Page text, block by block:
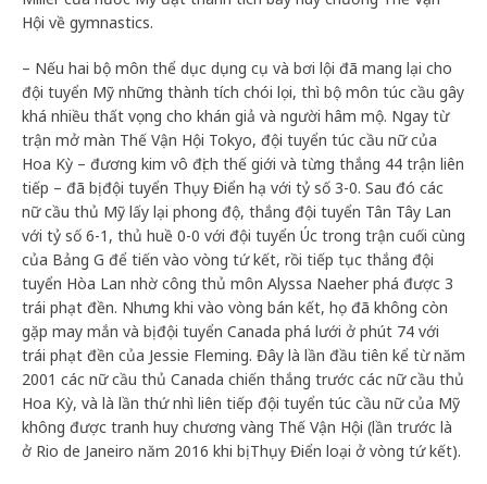
Hội về gymnastics.
– Nếu hai bộ môn thể dục dụng cụ và bơi lội đã mang lại cho
đội tuyển Mỹ những thành tích chói lọi, thì bộ môn túc cầu gây
khá nhiều thất vọng cho khán giả và người hâm mộ. Ngay từ
trận mở màn Thế Vận Hội Tokyo, đội tuyển túc cầu nữ của
Hoa Kỳ – đương kim vô địch thế giới và từng thắng 44 trận liên
tiếp – đã bị đội tuyển Thụy Điển hạ với tỷ số 3-0. Sau đó các
nữ cầu thủ Mỹ lấy lại phong độ, thắng đội tuyển Tân Tây Lan
với tỷ số 6-1, thủ huề 0-0 với đội tuyển Úc trong trận cuối cùng
của Bảng G để tiến vào vòng tứ kết, rồi tiếp tục thắng đội
tuyển Hòa Lan nhờ công thủ môn Alyssa Naeher phá được 3
trái phạt đền. Nhưng khi vào vòng bán kết, họ đã không còn
gặp may mắn và bị đội tuyển Canada phá lưới ở phút 74 với
trái phạt đền của Jessie Fleming. Đây là lần đầu tiên kể từ năm
2001 các nữ cầu thủ Canada chiến thắng trước các nữ cầu thủ
Hoa Kỳ, và là lần thứ nhì liên tiếp đội tuyển túc cầu nữ của Mỹ
không được tranh huy chương vàng Thế Vận Hội (lần trước là
ở Rio de Janeiro năm 2016 khi bị Thụy Điển loại ở vòng tứ kết).